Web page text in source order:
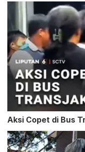
Aksi Copet di Bus